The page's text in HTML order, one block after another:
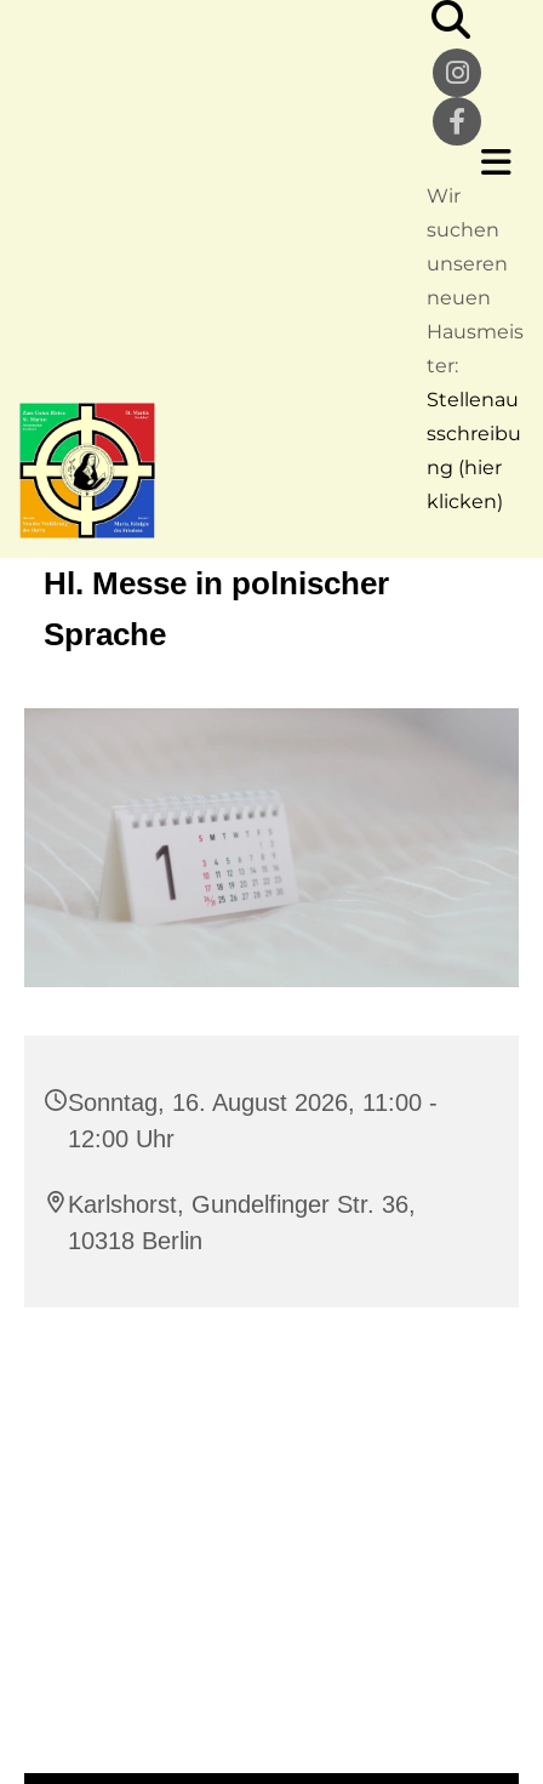
Wir
suchen
unseren
neuen
Hausmeis
ter:
Stellenau
sschreibu
ng (hier
klicken)
Hl. Messe in polnischer
Sprache
Sonntag, 16. August 2026, 11:00 -
12:00 Uhr
Karlshorst, Gundelfinger Str. 36,
10318 Berlin